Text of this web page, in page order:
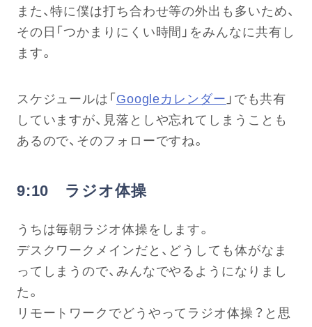
また、特に僕は打ち合わせ等の外出も多いため、
その日「つかまりにくい時間」をみんなに共有し
ます。
スケジュールは「Googleカレンダー 」でも共有
していますが、見落としや忘れてしまうことも
あるので、そのフォローですね。
9:10 ラジオ体操
うちは毎朝ラジオ体操をします。
デスクワークメインだと、どうしても体がなま
ってしまうので、みんなでやるようになりまし
た。
リモートワークでどうやってラジオ体操？と思